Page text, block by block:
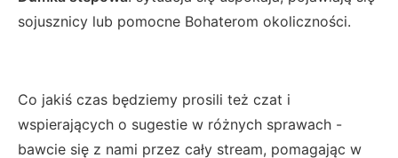
sojusznicy lub pomocne Bohaterom okoliczności.
Co jakiś czas będziemy prosili też czat i
wspierających o sugestie w różnych sprawach -
bawcie się z nami przez cały stream, pomagając w